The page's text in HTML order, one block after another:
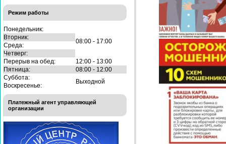
Режим работы
Понедельник:
08:00 - 17:00
Вторник:
Среда:
Четверг:
Перерыв на обед:
12:00 - 13:00
Пятница:
08:00 - 12:00
Суббота:
Выходной
Воскресенье:
Платежный агент управляющей
организации